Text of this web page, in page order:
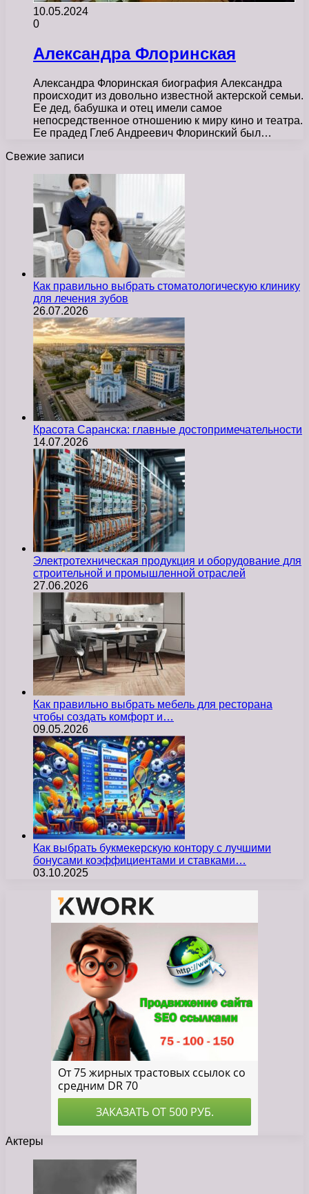
10.05.2024
0
Александра Флоринская
Александра Флоринская биография Александра
происходит из довольно известной актерской семьи.
Ее дед, бабушка и отец имели самое
непосредственное отношению к миру кино и театра.
Ее прадед Глеб Андреевич Флоринский был…
Свежие записи
Как правильно выбрать стоматологическую клинику
для лечения зубов
26.07.2026
Красота Саранска: главные достопримечательности
14.07.2026
Электротехническая продукция и оборудование для
строительной и промышленной отраслей
27.06.2026
Как правильно выбрать мебель для ресторана
чтобы создать комфорт и…
09.05.2026
Как выбрать букмекерскую контору с лучшими
бонусами коэффициентами и ставками…
03.10.2025
Актеры